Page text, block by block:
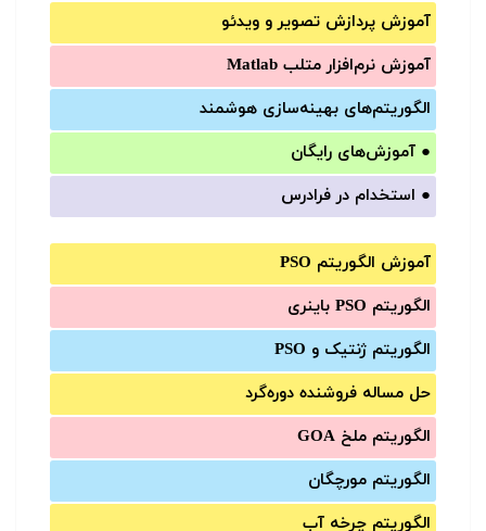
آموزش‌ پردازش تصویر و ویدئو
آموزش‌ نرم‌افزار متلب Matlab
الگوریتم‌های بهینه‌سازی هوشمند
● آموزش‌های رایگان
● استخدام در فرادرس
آموزش الگوریتم PSO
الگوریتم PSO باینری
الگوریتم ژنتیک و PSO
حل مساله فروشنده دوره‌گرد
الگوریتم ملخ GOA
الگوریتم مورچگان
الگوریتم چرخه آب